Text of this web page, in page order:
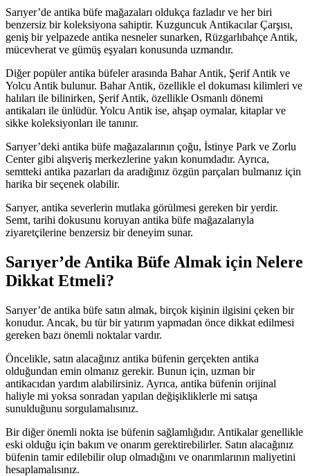
Sarıyer’de antika büfe mağazaları oldukça fazladır ve her biri
benzersiz bir koleksiyona sahiptir. Kuzguncuk Antikacılar Çarşısı,
geniş bir yelpazede antika nesneler sunarken, Rüzgarlıbahçe Antik,
mücevherat ve gümüş eşyaları konusunda uzmandır.
Diğer popüler antika büfeler arasında Bahar Antik, Şerif Antik ve
Yolcu Antik bulunur. Bahar Antik, özellikle el dokuması kilimleri ve
halıları ile bilinirken, Şerif Antik, özellikle Osmanlı dönemi
antikaları ile ünlüdür. Yolcu Antik ise, ahşap oymalar, kitaplar ve
sikke koleksiyonları ile tanınır.
Sarıyer’deki antika büfe mağazalarının çoğu, İstinye Park ve Zorlu
Center gibi alışveriş merkezlerine yakın konumdadır. Ayrıca,
semtteki antika pazarları da aradığınız özgün parçaları bulmanız için
harika bir seçenek olabilir.
Sarıyer, antika severlerin mutlaka görülmesi gereken bir yerdir.
Semt, tarihi dokusunu koruyan antika büfe mağazalarıyla
ziyaretçilerine benzersiz bir deneyim sunar.
Sarıyer’de Antika Büfe Almak için Nelere
Dikkat Etmeli?
Sarıyer’de antika büfe satın almak, birçok kişinin ilgisini çeken bir
konudur. Ancak, bu tür bir yatırım yapmadan önce dikkat edilmesi
gereken bazı önemli noktalar vardır.
Öncelikle, satın alacağınız antika büfenin gerçekten antika
olduğundan emin olmanız gerekir. Bunun için, uzman bir
antikacıdan yardım alabilirsiniz. Ayrıca, antika büfenin orijinal
haliyle mi yoksa sonradan yapılan değişikliklerle mi satışa
sunulduğunu sorgulamalısınız.
Bir diğer önemli nokta ise büfenin sağlamlığıdır. Antikalar genellikle
eski olduğu için bakım ve onarım gerektirebilirler. Satın alacağınız
büfenin tamir edilebilir olup olmadığını ve onarımlarının maliyetini
hesaplamalısınız.